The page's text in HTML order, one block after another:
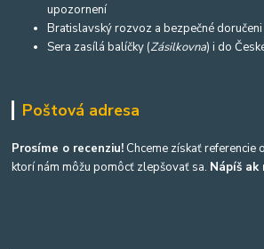
upozornení
Bratislavský rozvoz a bezpečné doručeni
Sera zasílá balíčky (Zásilkovna) i do
Poštová adresa
Prosíme o recenziu! Chceme získať referencie
ktorí nám môžu pomôcť zlepšovať sa. Nápíš ak